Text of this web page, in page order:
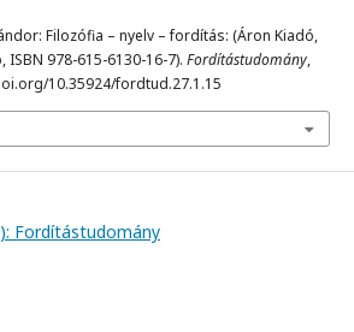
Filozófia – nyelv – fordítás: (Áron Kiadó,
978-615-6130-16-7). Fordítástudomány,
10.35924/fordtud.27.1.15
Fordítástudomány